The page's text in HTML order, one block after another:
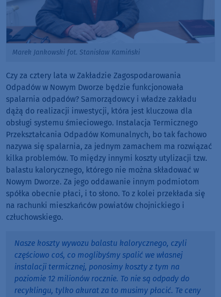
Marek Jankowski fot. Stanisław Kamiński
Czy za cztery lata w Zakładzie Zagospodarowania
Odpadów w Nowym Dworze będzie funkcjonowała
spalarnia odpadów? Samorządowcy i władze zakładu
dążą do realizacji inwestycji, która jest kluczowa dla
obsługi systemu śmieciowego. Instalacja Termicznego
Przekształcania Odpadów Komunalnych, bo tak fachowo
nazywa się spalarnia, za jednym zamachem ma rozwiązać
kilka problemów. To między innymi koszty utylizacji tzw.
balastu kalorycznego, którego nie można składować w
Nowym Dworze. Za jego oddawanie innym podmiotom
spółka obecnie płaci, i to słono. To z kolei przekłada się
na rachunki mieszkańców powiatów chojnickiego i
człuchowskiego.
Nasze koszty wywozu balastu kalorycznego, czyli
częściowo coś, co moglibyśmy spalić we własnej
instalacji termicznej, ponosimy koszty z tym na
poziomie 12 milionów rocznie. To nie są odpady do
recyklingu, tylko akurat za to musimy płacić. Te ceny